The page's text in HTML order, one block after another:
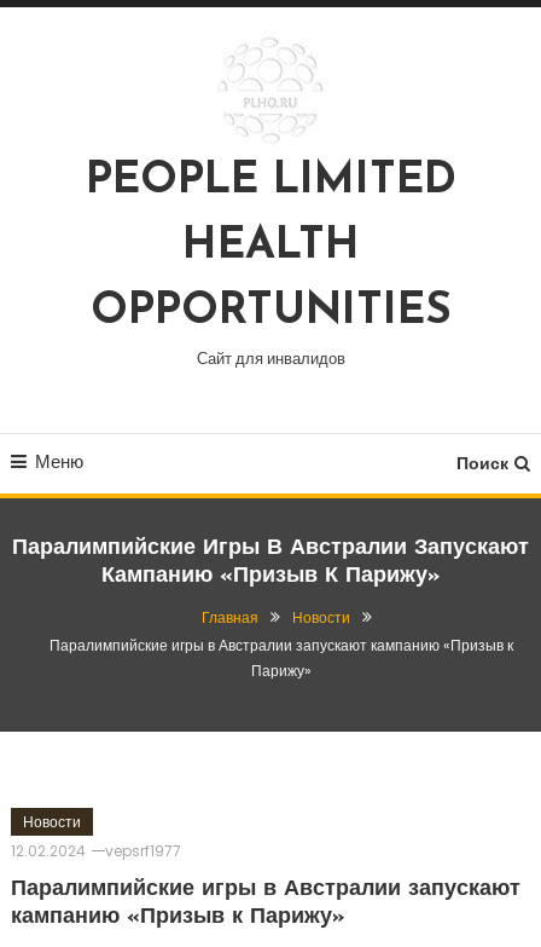
Перейти
PEOPLE LIMITED
HEALTH
OPPORTUNITIES
Сайт для инвалидов
Меню Поиск
Паралимпийские Игры В Австралии Запускают
Кампанию «Призыв К Парижу»
Главная
Новости
Паралимпийские игры в Австралии запускают кампанию «Призыв к
Парижу»
Новости
12.02.2024
vepsrf1977
Паралимпийские игры в Австралии запускают
кампанию «Призыв к Парижу»